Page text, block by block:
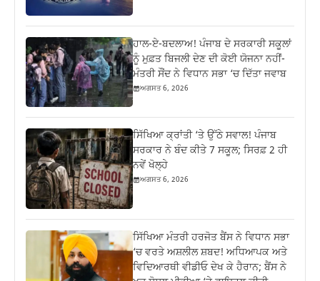
ਹਾਲ-ਏ-ਬਦਲਾਅ! ਪੰਜਾਬ ਦੇ ਸਰਕਾਰੀ ਸਕੂਲਾਂ
ਨੂੰ ਮੁਫ਼ਤ ਬਿਜਲੀ ਦੇਣ ਦੀ ਕੋਈ ਯੋਜਨਾ ਨਹੀਂ-
ਮੰਤਰੀ ਸੌਂਦ ਨੇ ਵਿਧਾਨ ਸਭਾ ‘ਚ ਦਿੱਤਾ ਜਵਾਬ
ਅਗਸਤ 6, 2026
ਸਿੱਖਿਆ ਕ੍ਰਾਂਤੀ ‘ਤੇ ਉੱਠੇ ਸਵਾਲ! ਪੰਜਾਬ
ਸਰਕਾਰ ਨੇ ਬੰਦ ਕੀਤੇ 7 ਸਕੂਲ; ਸਿਰਫ਼ 2 ਹੀ
ਨਵੇਂ ਖੋਲ੍ਹੇ
ਅਗਸਤ 6, 2026
ਸਿੱਖਿਆ ਮੰਤਰੀ ਹਰਜੋਤ ਬੈਂਸ ਨੇ ਵਿਧਾਨ ਸਭਾ
‘ਚ ਵਰਤੇ ਅਸ਼ਲੀਲ ਸ਼ਬਦ! ਅਧਿਆਪਕ ਅਤੇ
ਵਿਦਿਆਰਥੀ ਵੀਡੀਓ ਦੇਖ ਕੇ ਹੈਰਾਨ; ਬੈਂਸ ਨੇ